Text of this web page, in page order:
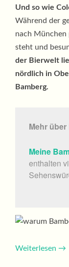
Und so wie
Während der
nach
steht und
der Bierwelt
nördlich in
Bamberg.
Mehr
Meine
enthalten
Weiterlesen →